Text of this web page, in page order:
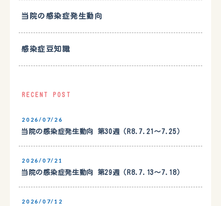
当院の感染症発生動向
感染症豆知識
RECENT POST
2026/07/26
当院の感染症発生動向 第30週（R8.7.21〜7.25）
2026/07/21
当院の感染症発生動向 第29週（R8.7.13〜7.18）
2026/07/12